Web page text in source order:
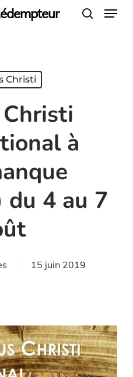
Menu
Christi
à
du 4 au 7
15 juin 2019